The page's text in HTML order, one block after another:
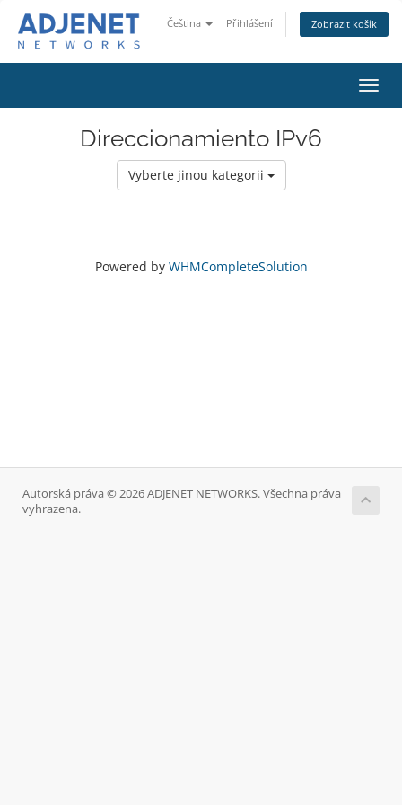
Čeština Přihlášení Zobrazit košík
Direccionamiento IPv6
Vyberte jinou kategorii
Powered by WHMCompleteSolution
Autorská práva © 2026 ADJENET NETWORKS. Všechna práva
vyhrazena.